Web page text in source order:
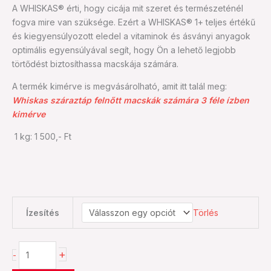
A WHISKAS® érti, hogy cicája mit szeret és természeténél
fogva mire van szüksége. Ezért a WHISKAS® 1+ teljes értékű
és kiegyensúlyozott eledel a vitaminok és ásványi anyagok
optimális egyensúlyával segít, hogy Ön a lehető legjobb
törtődést biztosíthassa macskája számára.
A termék kimérve is megvásárolható, amit itt talál meg:
Whiskas száraztáp felnőtt macskák számára 3 féle ízben
kimérve
1 kg: 1 500,- Ft
Ízesítés Törlés
-
(14
kg)
mennyiség
+